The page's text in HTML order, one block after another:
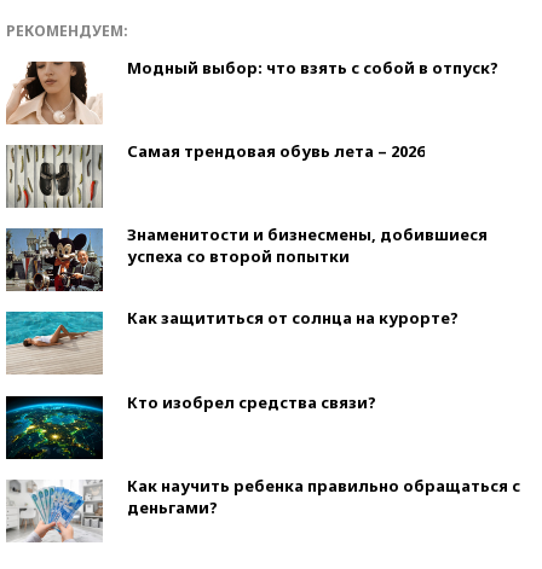
РЕКОМЕНДУЕМ:
Модный выбор: что взять с собой в отпуск?
Самая трендовая обувь лета – 2026
Знаменитости и бизнесмены, добившиеся
успеха со второй попытки
Как защититься от солнца на курорте?
Кто изобрел средства связи?
Как научить ребенка правильно обращаться с
деньгами?